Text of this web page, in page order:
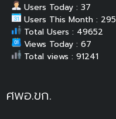
Users Today : 37
Users This Month : 295
Total Users : 49652
Views Today : 67
Total views : 91241
ศพอ.ขก.